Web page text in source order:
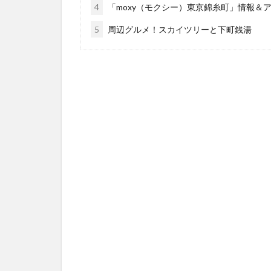
4 「moxy（モクシー）東京錦糸町」情報＆
5 周辺グルメ！スカイツリーと下町銭湯